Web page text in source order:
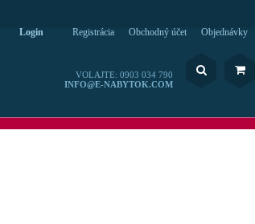
Registrácia
Obchodný účet Objednávky
Login
VOLAJTE: 0903 034 790
INFO@E-NABYTOK.COM